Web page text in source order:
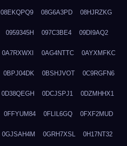
08EKQPQ9 08G6A3PD 08HJRZKG
0959345H 097C3BE4 09DI9AQ2
0A7RXWXI 0AG4NTTC 0AYXMFKC
0BPJ04DK 0BSHJVOT 0C9RGFN6
0D38QEGH 0DCJSPJ1 0DZMHHX1
0FFYUM84 0FLIL6GQ 0FXF2MUD
0GJSAH4M 0GRH7XSL 0H17NT32